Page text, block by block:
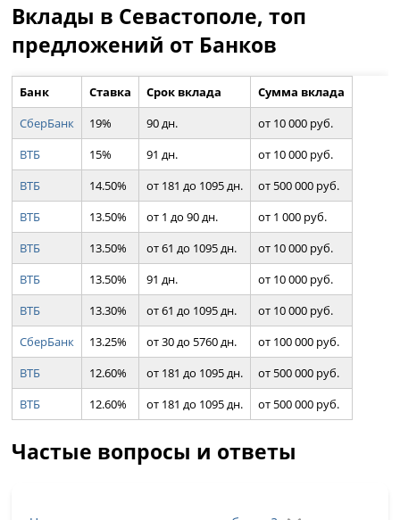
Вклады в Севастополе, топ
предложений от Банков
Банк Ставка Срок вклада
Сумма вклада
СберБанк
19% 90 дн.
от 10 000 руб.
ВТБ
15% 91 дн.
от 10 000 руб.
ВТБ
14.50% от 181 до 1095 дн.
от 500 000 руб.
ВТБ
13.50% от 1 до 90 дн.
от 1 000 руб.
ВТБ
13.50% от 61 до 1095 дн.
от 10 000 руб.
ВТБ
13.50% 91 дн.
от 10 000 руб.
ВТБ
13.30% от 61 до 1095 дн.
от 10 000 руб.
СберБанк
13.25% от 30 до 5760 дн.
от 100 000 руб.
ВТБ
12.60% от 181 до 1095 дн.
от 500 000 руб.
ВТБ
12.60% от 181 до 1095 дн. от 500 000 руб.
Частые вопросы и ответы